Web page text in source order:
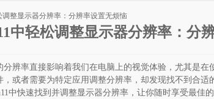
中轻松调整显示器分辨率：分
分辨率直接影响着我们在电脑上的视觉体验，尤其是在
，或者需要为特定应用调整分辨率，却发现找不到合适
中快速找到并调整显示器分辨率，让你随时享受最佳的